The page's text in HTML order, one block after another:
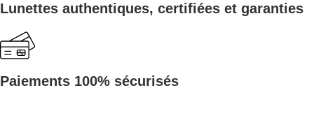
Lunettes authentiques, certifiées et garanties
Paiements 100% sécurisés